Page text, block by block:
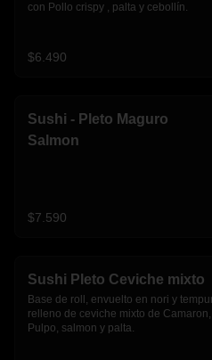
con Pollo crispy , palta y cebollín.
$6.490
Sushi - Pleto Maguro
Salmon
$7.590
Sushi Pleto Ceviche mixto
Base de roll, envuelto en nori y
relleno de ceviche mixto de Camaron,
Pulpo, salmon y palta.